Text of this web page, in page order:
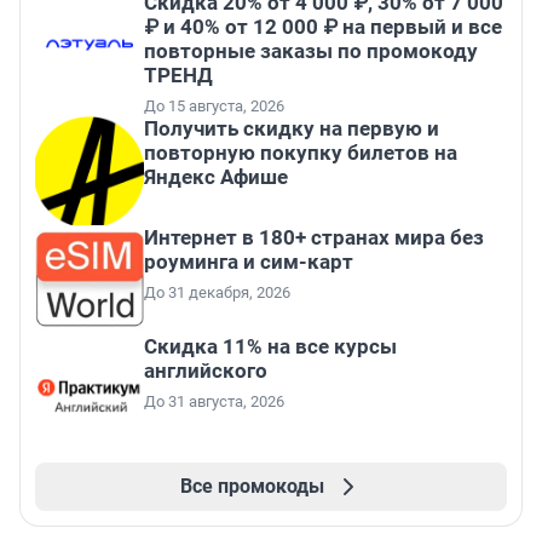
₽ и 40% от 12 000 ₽ на первый и все
повторные заказы по промокоду
ТРЕНД
До 15 августа, 2026
Получить скидку на первую и
повторную покупку билетов на
Яндекс Афише
Интернет в 180+ странах мира без
роуминга и сим-карт
До 31 декабря, 2026
Скидка 11% на все курсы
английского
До 31 августа, 2026
Все промокоды